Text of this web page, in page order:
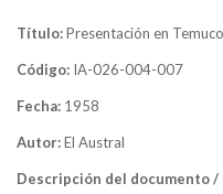
Título:Presentación en Temuco
Código: IA-026-004-007
Fecha: 1958
Autor:El Austral
Descripción del documento